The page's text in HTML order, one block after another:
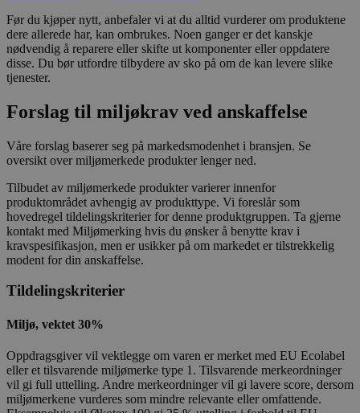
Før du kjøper nytt, anbefaler vi at du alltid vurderer om produktene
dere allerede har, kan ombrukes. Noen ganger er det kanskje
nødvendig å reparere eller skifte ut komponenter eller oppdatere
disse. Du bør utfordre tilbydere av sko på om de kan levere slike
tjenester.
Forslag til miljøkrav ved anskaffelse
Våre forslag baserer seg på markedsmodenhet i bransjen. Se
oversikt over miljømerkede produkter lenger ned.
Tilbudet av miljømerkede produkter varierer innenfor
produktområdet avhengig av produkttype. Vi foreslår som
hovedregel tildelingskriterier for denne produktgruppen. Ta gjerne
kontakt med Miljømerking hvis du ønsker å benytte krav i
kravspesifikasjon, men er usikker på om markedet er tilstrekkelig
modent for din anskaffelse.
Tildelingskriterier
Miljø, vektet 30%
Oppdragsgiver vil vektlegge om varen er merket med EU Ecolabel
eller et tilsvarende miljømerke type 1. Tilsvarende merkeordninger
vil gi full uttelling. Andre merkeordninger vil gi lavere score, dersom
miljømerkene vurderes som mindre relevante eller omfattende.